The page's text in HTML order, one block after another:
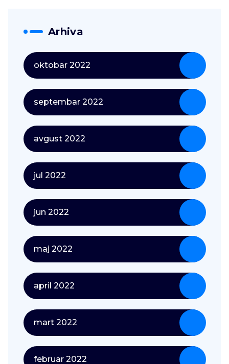
Arhiva
oktobar 2022
septembar 2022
avgust 2022
jul 2022
jun 2022
maj 2022
april 2022
mart 2022
februar 2022